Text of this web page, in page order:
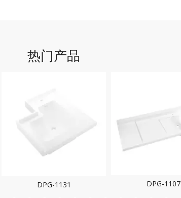
热门产品
DPG-1131 DPG-1107